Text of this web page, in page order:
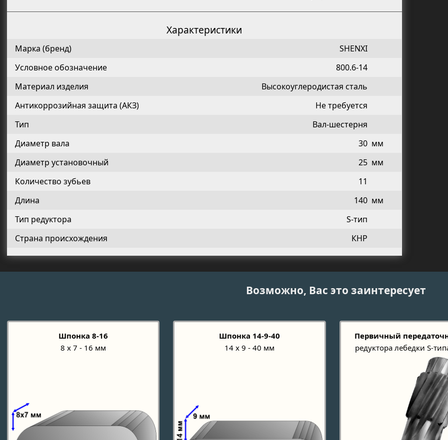
Характеристики
Марка (бренд)
SHENXI
Условное обозначение
800.6-14
Материал изделия
Высокоуглеродистая сталь
Антикоррозийная защита (АКЗ)
Не требуется
Тип
Вал-шестерня
Диаметр вала
30 мм
Диаметр установочный
25 мм
Количество зубьев
11
Длина
140 мм
Тип редуктора
S-тип
Страна происхождения
КНР
Возможно, Вас это заинтересует
Шпонка 8-16
8 х 7 - 16 мм
Шпонка 14-9-40
14 х 9 - 40 мм
Первичный
редуктора лебедки S-